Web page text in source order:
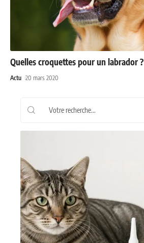
Quelles croquettes pour un labrador ?
Actu 20 mars 2020